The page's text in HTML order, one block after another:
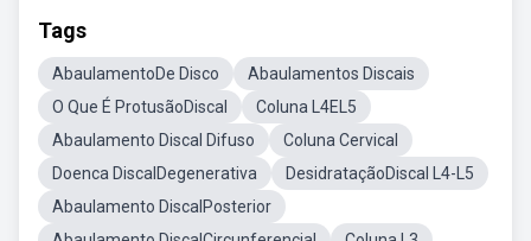
Tags
AbaulamentoDe Disco
Abaulamentos Discais
O Que É ProtusãoDiscal
Coluna L4EL5
Abaulamento Discal Difuso
Coluna Cervical
Doenca DiscalDegenerativa
DesidrataçãoDiscal L4-L5
Abaulamento DiscalPosterior